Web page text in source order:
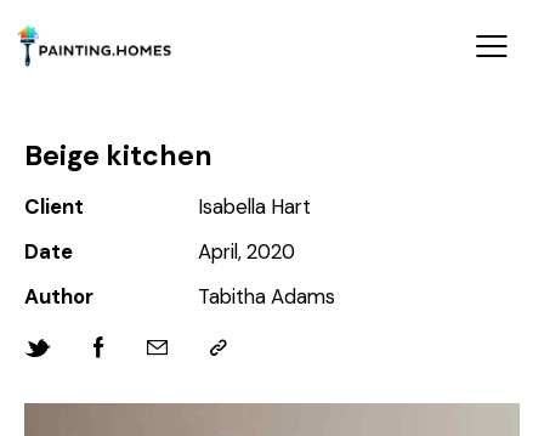
Beige kitchen
Client
Isabella Hart
Date
April, 2020
Author
Tabitha Adams